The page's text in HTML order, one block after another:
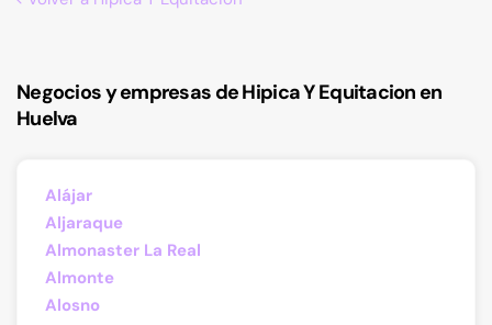
Negocios y empresas de Hipica Y Equitacion en
Huelva
Alájar
Aljaraque
Almonaster La Real
Almonte
Alosno